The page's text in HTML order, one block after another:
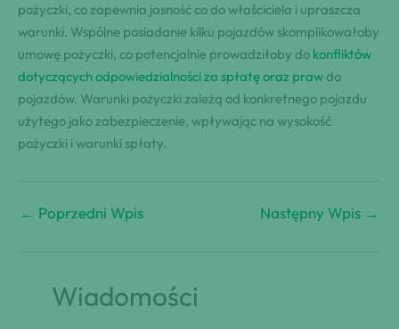
pożyczki, co zapewnia jasność co do właściciela i upraszcza
warunki. Wspólne posiadanie kilku pojazdów skomplikowałoby
umowę pożyczki, co potencjalnie prowadziłoby do konfliktów
dotyczących odpowiedzialności za spłatę oraz praw do
pojazdów. Warunki pożyczki zależą od konkretnego pojazdu
użytego jako zabezpieczenie, wpływając na wysokość
pożyczki i warunki spłaty.
← Poprzedni Wpis Następny Wpis →
Wiadomości